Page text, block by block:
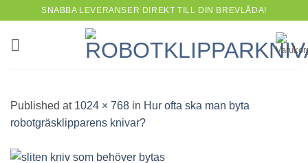
content
SNABBA LEVERANSER DIREKT TILL DIN BREVLÅDA!
Published at 1024 × 768 in Hur ofta ska man byta
robotgräsklipparens knivar?